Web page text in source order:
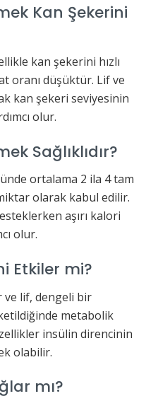
Kan Şekerini
kan şekerini hızlı
oranı düşüktür. Lif ve
kan şekeri seviyesinin
olur.
Sağlıklıdır?
ortalama 2 ila 4 tam
olarak kabul edilir.
aşırı kalori
olur.
Etkiler mi?
ve lif, dengeli bir
metabolik
insülin direncinin
olabilir.
mı?